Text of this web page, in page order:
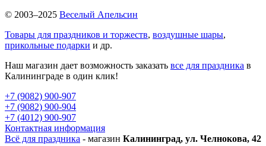
© 2003–2025 Веселый Апельсин
Товары для праздников и торжеств, воздушные шары,
прикольные подарки и др.
Наш магазин дает возможность заказать все для праздника в
Калининграде в один клик!
+7 (9082) 900-907
+7 (9082) 900-904
+7 (4012) 900-907
Контактная информация
Всё для праздника - магазин Калининград, ул. Челнокова, 42